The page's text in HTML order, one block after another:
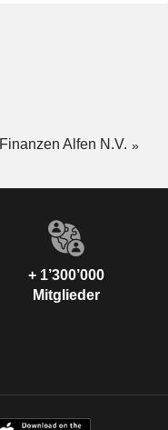
Finanzen Alfen N.V.
+ 1’300’000
Mitglieder